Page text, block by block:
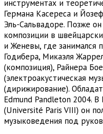
инструментах и
Германа Касереса и
Эль-Сальвадоре. Позже
композиции в
и Женевы, где занимался
Годибера, Микаэля
(композиция), Райнера
(электроакустическая
(дирижирование).
Edmund Pandleton 2004.
(Université Paris VIII) он
музыковедения под